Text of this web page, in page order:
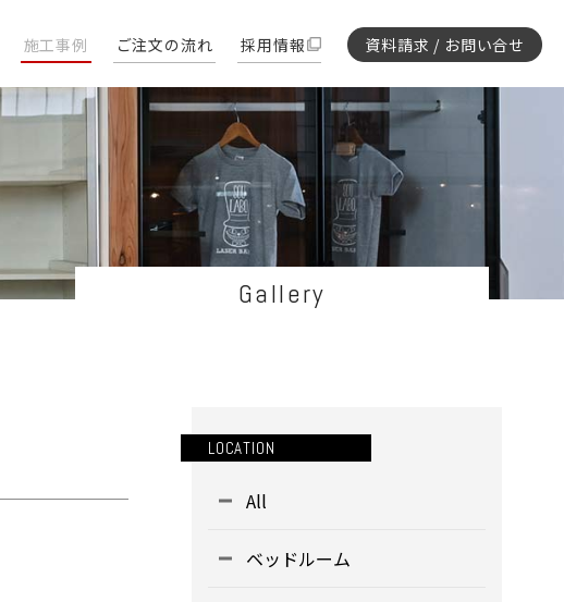
施工事例 ご注文の流れ 採用情報 資料請求 / お問い合せ
Gallery
LOCATION
All
ベッドルーム